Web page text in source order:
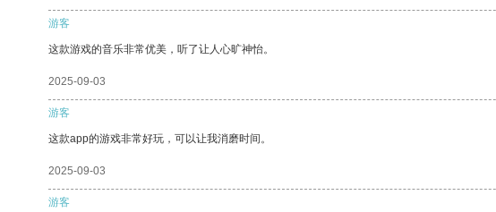
游客
这款游戏的音乐非常优美，听了让人心旷神怡。
2025-09-03
游客
这款app的游戏非常好玩，可以让我消磨时间。
2025-09-03
游客